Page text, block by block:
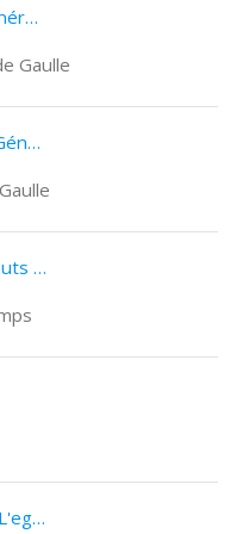
LCL Arques 11 Avenue Du Général de Gaulle
Gaulle
LCL Hazebrouck 46 Place Du Général de Gaulle
LCL Coulogne 172 Rue des Hauts Champs
LCL Calais 1667 Boulevard de L'egalité